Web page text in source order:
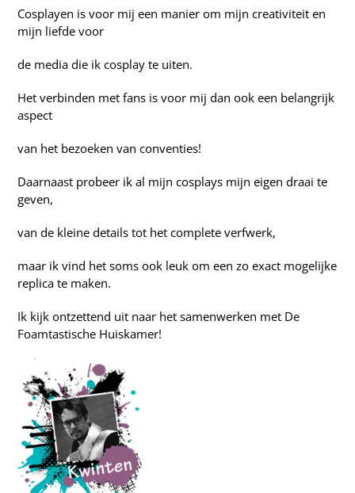
Cosplayen is voor mij een manier om mijn creativiteit en
mijn liefde voor
de media die ik cosplay te uiten.
Het verbinden met fans is voor mij dan ook een belangrijk
aspect
van het bezoeken van conventies!
Daarnaast probeer ik al mijn cosplays mijn eigen draai te
geven,
van de kleine details tot het complete verfwerk,
maar ik vind het soms ook leuk om een zo exact mogelijke
replica te maken.
Ik kijk ontzettend uit naar het samenwerken met De
Foamtastische Huiskamer!